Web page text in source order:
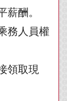
薪酬。
務人員權
領取現